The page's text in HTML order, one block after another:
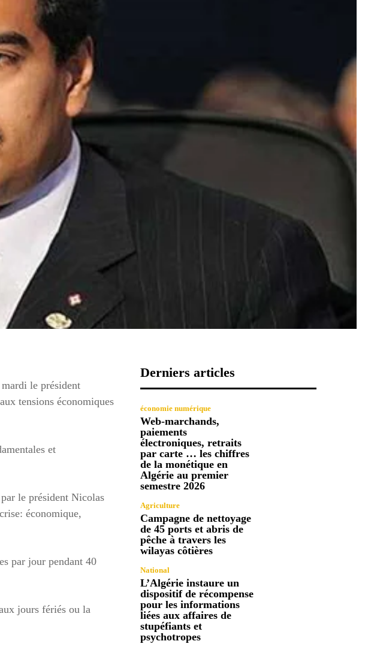
le président
tensions économiques
et
le président Nicolas
économique,
par jour pendant 40
jours fériés ou la
Derniers articles
économie numérique
Web-marchands,
paiements
électroniques, retraits
par carte … les chiffres
de la monétique en
Algérie au premier
semestre 2026
Agriculture
Campagne de nettoyage
de 45 ports et abris de
pêche à travers les
wilayas côtières
National
L’Algérie instaure un
dispositif de récompense
pour les informations
liées aux affaires de
stupéfiants et
psychotropes